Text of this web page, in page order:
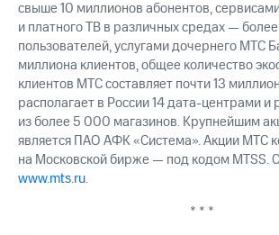
свыше 10 миллионов абонентов,
и платного ТВ в различных средах —
пользователей, услугами дочернего МТС
миллиона клиентов, общее количество
клиентов МТС составляет почти 13
располагает в России 14 дата-центрами и
из более 5 000 магазинов. Крупнейшим
является ПАО АФК «Система». Акции МТС
на Московской бирже — под кодом MTSS.
www.mts.ru.
* * *